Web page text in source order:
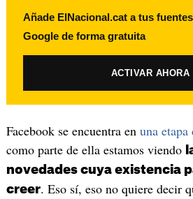
Añade ElNacional.cat a tus
Google de forma gratuita
ACTIVAR
Facebook se encuentra en una
como parte de ella estamos viendo
novedades cuya existencia
creer. Eso sí, eso no quiere decir